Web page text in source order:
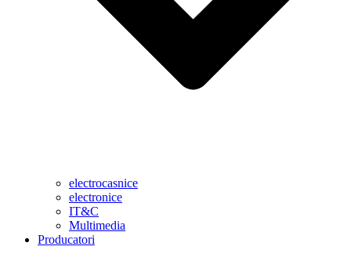
electrocasnice
electronice
IT&C
Multimedia
Producatori